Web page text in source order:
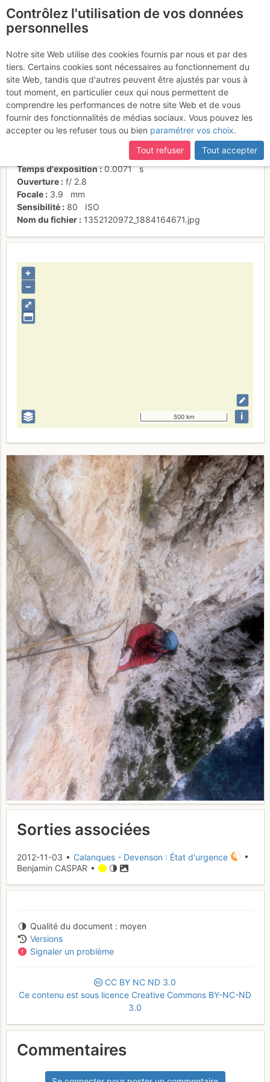
Belle fissure
Activités
Date/heure
3 nov. 2012 14:27
Contributeur
Benjamin CASPAR
individuel (CC by-nc-nd)
Apple iPhone 4
Temps d'exposition
0.0071 s
Ouverture
f/ 2.8
Focale
3.9
mm
Sensibilité
80
ISO
Nom du fichier
1352120972_1884164671.jpg
⤢
+
–
500 km i
Sorties associées
2012-11-03 • Calanques - Devenson : État d'urgence
•
Benjamin CASPAR •
Qualité du document
moyen
Versions
Signaler un problème
CC BY NC ND 3.0
Ce contenu est sous licence Creative Commons BY-NC-ND
3.0
Commentaires
Contrôlez l'utilisation de vos données
personnelles
Notre site Web utilise des cookies fournis par nous et par des
tiers. Certains cookies sont nécessaires au fonctionnement du
site Web, tandis que d'autres peuvent être ajustés par vous à
tout moment, en particulier ceux qui nous permettent de
comprendre les performances de notre site Web et de vous
fournir des fonctionnalités de médias sociaux. Vous pouvez les
accepter ou les refuser tous ou bien paramétrer vos choix.
Tout refuser
Tout accepter